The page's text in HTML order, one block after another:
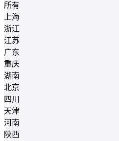
所有
上海
浙江
江苏
广东
重庆
湖南
北京
四川
天津
河南
陕西